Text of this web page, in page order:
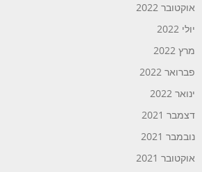
אוקטובר 2022
יולי 2022
מרץ 2022
פברואר 2022
ינואר 2022
דצמבר 2021
נובמבר 2021
אוקטובר 2021